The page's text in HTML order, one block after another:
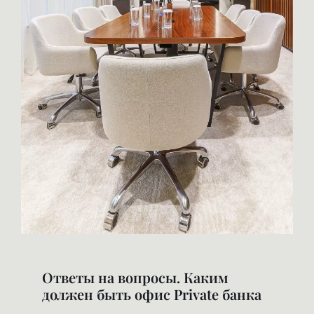
Ответы на вопросы. Каким
должен быть офис Private банка